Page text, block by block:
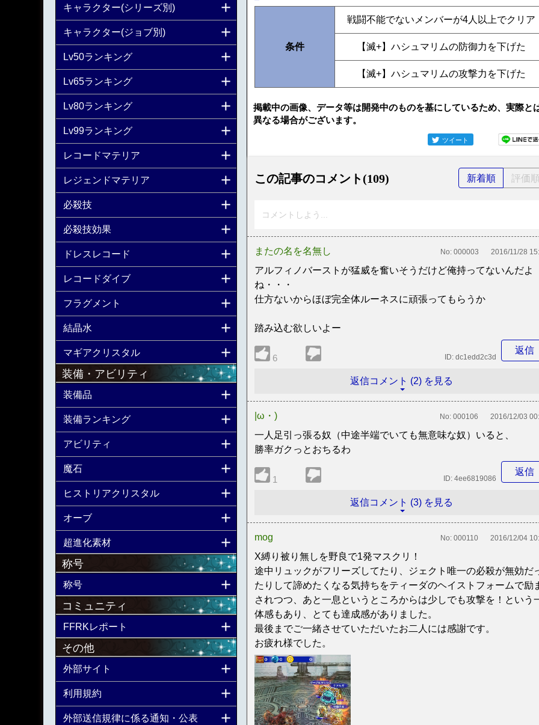
条件
戦闘不能でないメンバーが4人以上でクリア
【滅+】ハシュマリムの防御力を下げた
【滅+】ハシュマリムの攻撃力を下げた
掲載中の画像、データ等は開発中のものを基にしているため、実際と
異なる場合がございます。
ツイート
この記事のコメント(109) 新着順 評価
コメントしよう...
またの名を名無し No: 000003 2016/11/28
アルフィノバーストが猛威を奮いそうだけど俺持ってないんだよ
ね・・・
仕方ないからほぼ完全体ルーネスに頑張ってもらうか
踏み込む欲しいよー
6
返信
ID: dc1edd2c3d
返信コメント (2) を見る
|ω・) No: 000106 2016/12/03
一人足引っ張る奴（中途半端でいても無意味な奴）いると、
勝率ガクっとおちるわ
1
返信
ID: 4ee6819086
返信コメント (3) を見る
mog No: 000110 2016/12/04
X縛り被り無しを野良で1発マスクリ！
途中リュックがフリーズしてたり、ジェクト唯一の必殺が無効だ
たりして諦めたくなる気持ちをティーダのヘイストフォームで励
されつつ、あと一息というところからは少しでも攻撃を！という
体感もあり、とても達成感がありました。
最後までご一緒させていただいたお二人には感謝です。
お疲れ様でした。
キャラクター(シリーズ別)
キャラクター(ジョブ別)
Lv50ランキング
Lv65ランキング
Lv80ランキング
Lv99ランキング
レコードマテリア
レジェンドマテリア
必殺技
必殺技効果
ドレスレコード
レコードダイブ
フラグメント
結晶水
マギアクリスタル
装備・アビリティ
装備品
装備ランキング
アビリティ
魔石
ヒストリアクリスタル
オーブ
超進化素材
称号
称号
コミュニティ
FFRKレポート
その他
外部サイト
利用規約
外部送信規律に係る通知・公表